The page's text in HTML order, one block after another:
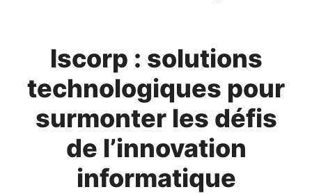
Iscorp : solutions
technologiques pour
surmonter les défis
de l’innovation
informatique